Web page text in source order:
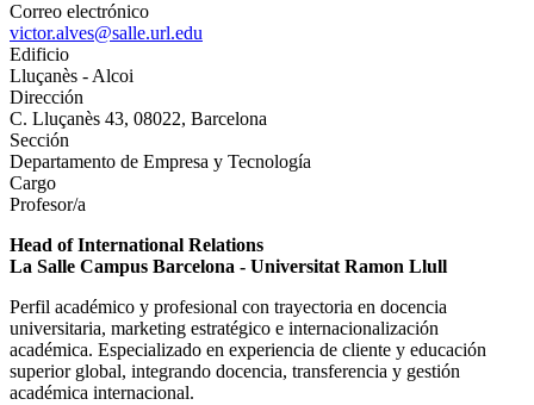
Correo electrónico
victor.alves@salle.url.edu
Edificio
Lluçanès - Alcoi
Dirección
C. Lluçanès 43, 08022, Barcelona
Sección
Departamento de Empresa y Tecnología
Cargo
Profesor/a
Head of International Relations
La Salle Campus Barcelona - Universitat Ramon Llull
Perfil académico y profesional con trayectoria en docencia
universitaria, marketing estratégico e internacionalización
académica. Especializado en experiencia de cliente y educación
superior global, integrando docencia, transferencia y gestión
académica internacional.